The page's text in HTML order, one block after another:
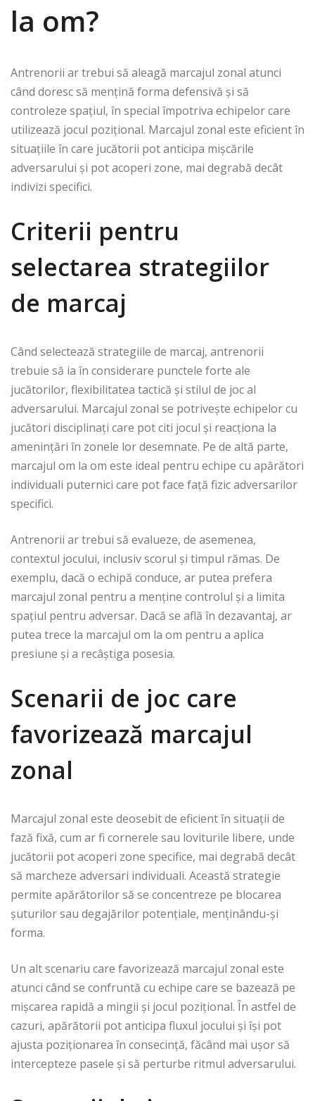
la om?
Antrenorii ar trebui să aleagă marcajul zonal atunci
când doresc să mențină forma defensivă și să
controleze spațiul, în special împotriva echipelor care
utilizează jocul pozițional. Marcajul zonal este eficient în
situațiile în care jucătorii pot anticipa mișcările
adversarului și pot acoperi zone, mai degrabă decât
indivizi specifici.
Criterii pentru
selectarea strategiilor
de marcaj
Când selectează strategiile de marcaj, antrenorii
trebuie să ia în considerare punctele forte ale
jucătorilor, flexibilitatea tactică și stilul de joc al
adversarului. Marcajul zonal se potrivește echipelor cu
jucători disciplinați care pot citi jocul și reacționa la
amenințări în zonele lor desemnate. Pe de altă parte,
marcajul om la om este ideal pentru echipe cu apărători
individuali puternici care pot face față fizic adversarilor
specifici.
Antrenorii ar trebui să evalueze, de asemenea,
contextul jocului, inclusiv scorul și timpul rămas. De
exemplu, dacă o echipă conduce, ar putea prefera
marcajul zonal pentru a menține controlul și a limita
spațiul pentru adversar. Dacă se află în dezavantaj, ar
putea trece la marcajul om la om pentru a aplica
presiune și a recâștiga posesia.
Scenarii de joc care
favorizează marcajul
zonal
Marcajul zonal este deosebit de eficient în situații de
fază fixă, cum ar fi cornerele sau loviturile libere, unde
jucătorii pot acoperi zone specifice, mai degrabă decât
să marcheze adversari individuali. Această strategie
permite apărătorilor să se concentreze pe blocarea
șuturilor sau degajărilor potențiale, menținându-și
forma.
Un alt scenariu care favorizează marcajul zonal este
atunci când se confruntă cu echipe care se bazează pe
mișcarea rapidă a mingii și jocul pozițional. În astfel de
cazuri, apărătorii pot anticipa fluxul jocului și își pot
ajusta poziționarea în consecință, făcând mai ușor să
intercepteze pasele și să perturbe ritmul adversarului.